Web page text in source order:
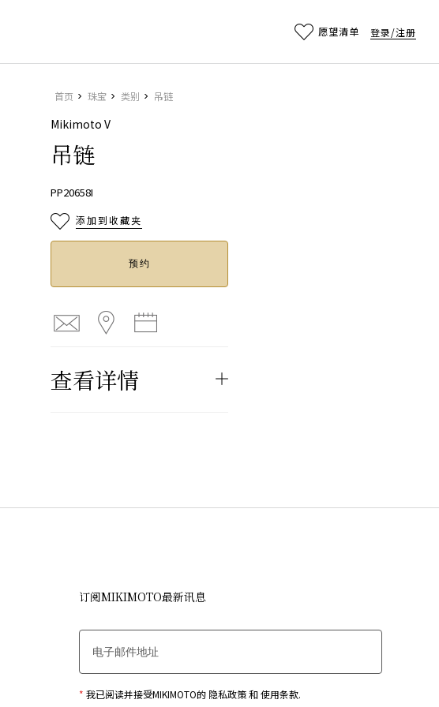
愿望清单 登录/注册
首页 珠宝 类别 吊链
Mikimoto V
吊链
PP20658I
添加到收藏夹
预约
查看详情
订阅MIKIMOTO最新讯息
* 我已阅读并接受MIKIMOTO的 隐私政策和使用条款.